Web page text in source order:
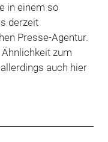
in einem so
derzeit
Presse-Agentur.
zum
auch hier